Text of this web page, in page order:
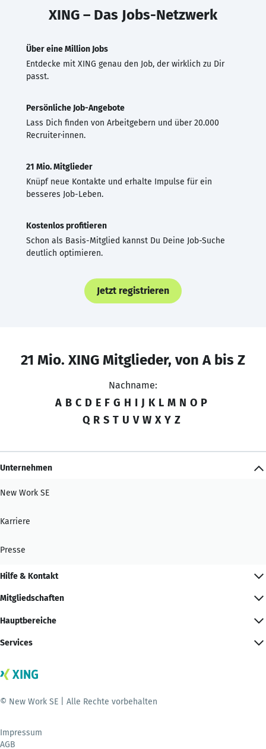
XING – Das Jobs-Netzwerk
Über eine Million Jobs
Entdecke mit XING genau den Job, der wirklich zu Dir
passt.
Persönliche Job-Angebote
Lass Dich finden von Arbeitgebern und über 20.000
Recruiter·innen.
21 Mio. Mitglieder
Knüpf neue Kontakte und erhalte Impulse für ein
besseres Job-Leben.
Kostenlos profitieren
Schon als Basis-Mitglied kannst Du Deine Job-Suche
deutlich optimieren.
Jetzt registrieren
21 Mio. XING Mitglieder, von A bis Z
Nachname:
A B C D E F G H I J K L M N O P
Q R S T U V W X Y Z
Unternehmen
New Work SE
Karriere
Presse
Hilfe & Kontakt
Mitgliedschaften
Hauptbereiche
Services
© New Work SE | Alle Rechte vorbehalten
Impressum
AGB